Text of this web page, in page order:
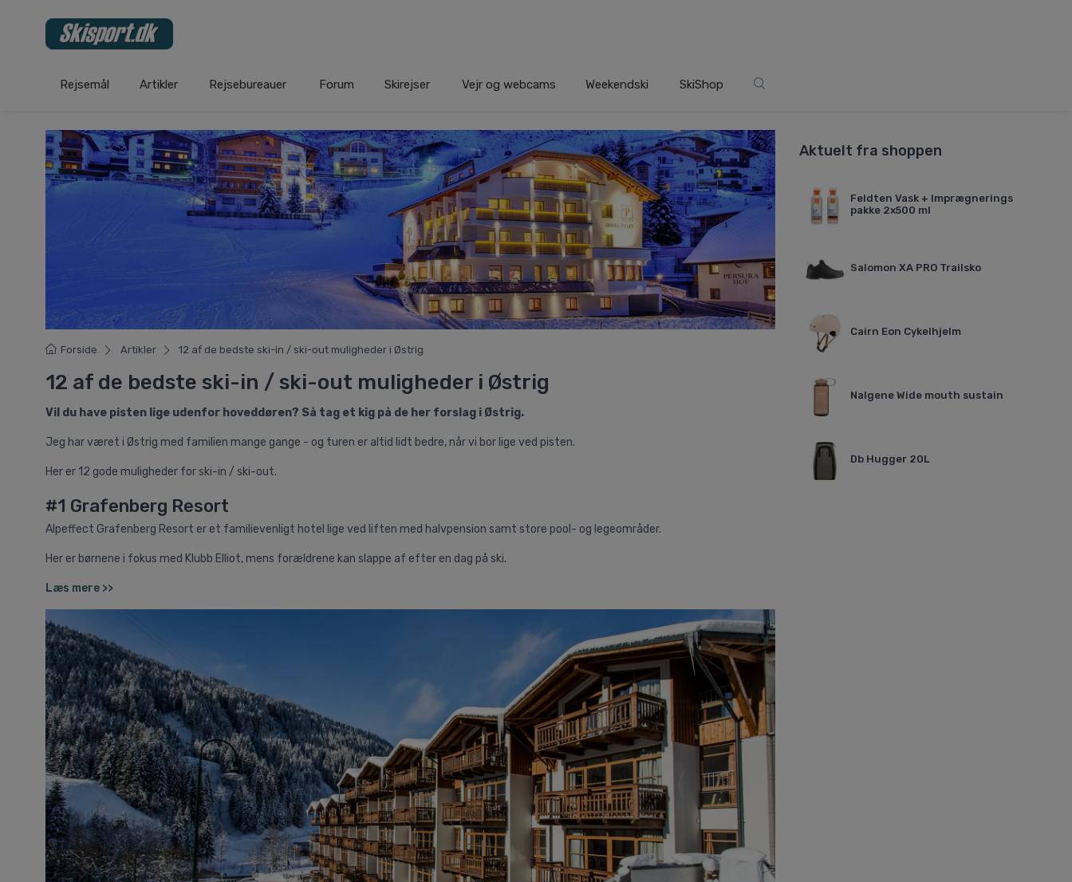
Rejsemål Artikler Rejsebureauer Forum Skirejser Vejr og webcams Weekendski SkiShop
Forside Artikler 12 af de bedste ski-in / ski-out muligheder i Østrig
12 af de bedste ski-in / ski-out muligheder i Østrig
Vil du have pisten lige udenfor hoveddøren? Så tag et kig på de her forslag i Østrig.
Jeg har været i Østrig med familien mange gange - og turen er altid lidt bedre, når vi bor lige ved pisten.
Her er 12 gode muligheder for ski-in / ski-out.
#1 Grafenberg Resort
Alpeffect Grafenberg Resort er et familievenligt hotel lige ved liften med halvpension samt store pool- og legeområder.
Her er børnene i fokus med Klubb Elliot, mens forældrene kan slappe af efter en dag på ski.
Læs mere >>
Aktuelt fra shoppen
Feldten Vask + Imprægnerings
pakke 2x500 ml
Salomon XA PRO Trailsko
Cairn Eon Cykelhjelm
Nalgene Wide mouth sustain
Db Hugger 20L